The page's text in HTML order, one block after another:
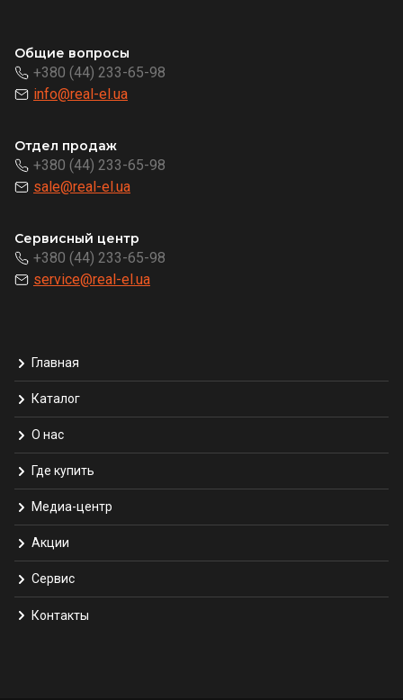
Общие вопросы
+380 (44) 233-65-98
info@real-el.ua
Отдел продаж
+380 (44) 233-65-98
sale@real-el.ua
Сервисный центр
+380 (44) 233-65-98
service@real-el.ua
Главная
Каталог
О нас
Где купить
Медиа-центр
Акции
Сервис
Контакты